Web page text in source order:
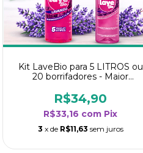
Kit LaveBio para 5 LITROS ou
20 borrifadores - Maior
Lavanda
R$34,90
R$33,16 com Pix
3 x de R$11,63 sem juros